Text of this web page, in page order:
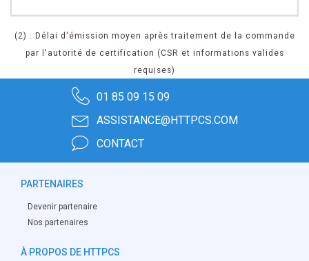
(2) : Délai d'émission moyen après traitement de la commande
par l'autorité de certification (CSR et informations valides
requises)
01 85 09 15 09
ASSISTANCE@HTTPCS.COM
CONTACT
PARTENAIRES
Devenir partenaire
Nos partenaires
À PROPOS DE HTTPCS